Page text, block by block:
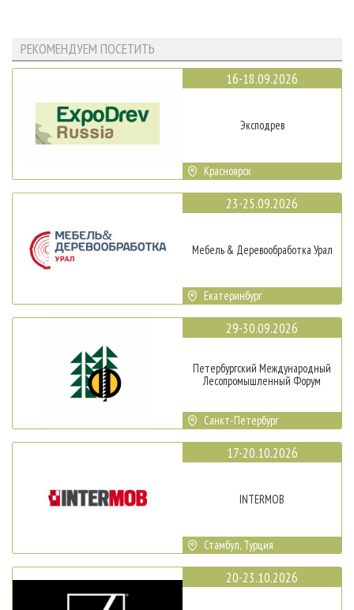
РЕКОМЕНДУЕМ ПОСЕТИТЬ
16-18.09.2026
Эксподрев
Красноярск
23-25.09.2026
Мебель & Деревообработка Урал
Екатеринбург
29-30.09.2026
Петербургский Международный
Лесопромышленный Форум
Санкт-Петербург
17-20.10.2026
INTERMOB
Стамбул, Турция
20-23.10.2026